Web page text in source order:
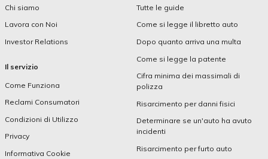
Chi siamo
Lavora con Noi
Investor Relations
Il servizio
Come Funziona
Reclami Consumatori
Condizioni di Utilizzo
Privacy
Informativa Cookie
Tutte le guide
Come si legge il libretto auto
Dopo quanto arriva una multa
Come si legge la patente
Cifra minima dei massimali di
polizza
Risarcimento per danni fisici
Determinare se un'auto ha avuto
incidenti
Risarcimento per furto auto